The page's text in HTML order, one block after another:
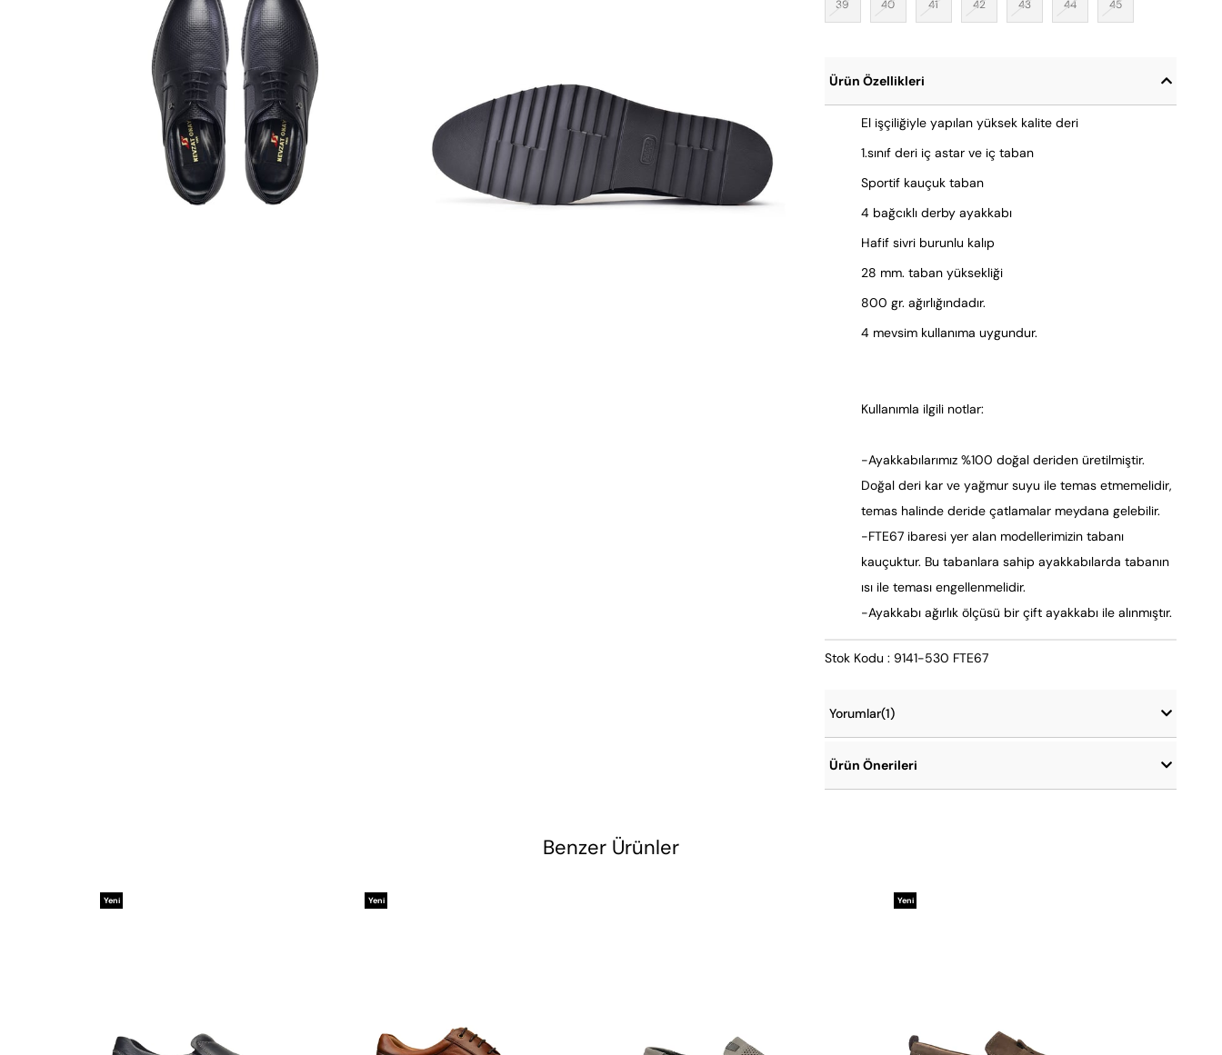
39 40 41 42 43 44 45
Ürün Özellikleri
El işçiliğiyle yapılan yüksek kalite deri
1.sınıf deri iç astar ve iç taban
Sportif kauçuk taban
4 bağcıklı derby ayakkabı
Hafif sivri burunlu kalıp
28 mm. taban yüksekliği
800 gr. ağırlığındadır.
4 mevsim kullanıma uygundur.
Kullanımla ilgili notlar:
-Ayakkabılarımız %100 doğal deriden üretilmiştir.
Doğal deri kar ve yağmur suyu ile temas etmemelidir,
temas halinde deride çatlamalar meydana gelebilir.
-FTE67 ibaresi yer alan modellerimizin tabanı
kauçuktur. Bu tabanlara sahip ayakkabılarda tabanın
ısı ile teması engellenmelidir.
-Ayakkabı ağırlık ölçüsü bir çift ayakkabı ile alınmıştır.
Stok Kodu : 9141-530 FTE67
Yorumlar(1)
Ürün Önerileri
Benzer Ürünler
Yeni
Yeni
Yeni